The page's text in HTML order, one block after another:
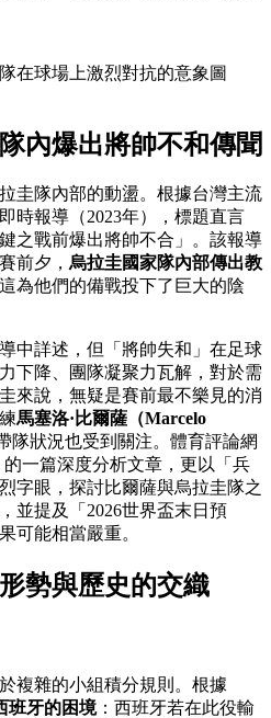
內爆出將帥不和傳聞
圭隊內部的動盪。根據台灣主流
時報導（2023年），標題直言
之戰前爆出將帥不合」。該報導
前夕， 烏拉圭國家隊內部傳出教
這為他們的備戰投下了巨大的陰
中詳述，但「將帥失和」在足球
下降、團隊凝聚力瓦解，對於需
來說，無疑是賽前最不樂見的消
馬塞洛·比爾薩（Marcelo
隊狀況也受到關注。體育評論網
的一篇深度分析文章，更以「兵
字眼，探討比爾薩與烏拉圭隊之
並提及「2026世界盃末日預
可能相當嚴重。
勢與歷史的交織
複雜的小組積分規則。根據
班牙的困境：西班牙若在此役輸